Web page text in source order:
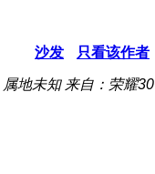
沙发 只看该作者
属地未知 来自：荣耀30